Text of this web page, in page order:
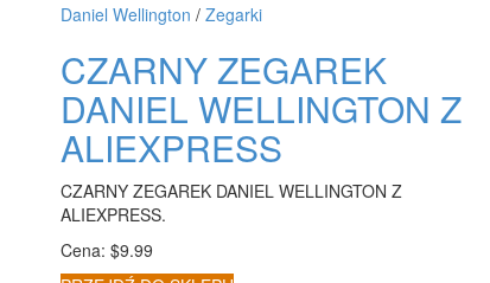
Daniel Wellington / Zegarki
CZARNY ZEGAREK
DANIEL WELLINGTON Z
ALIEXPRESS
CZARNY ZEGAREK DANIEL WELLINGTON Z
ALIEXPRESS.
Cena: $9.99